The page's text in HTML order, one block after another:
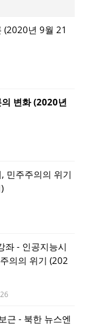
(2020년 9월 21
변화 (2020년
민주주의의 위기
좌 - 인공지능시
의의 위기 (202
근 - 북한 뉴스엔